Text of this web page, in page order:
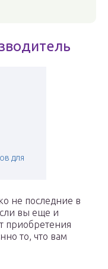
для
не последние в
вы еще и
приобретения
то, что вам